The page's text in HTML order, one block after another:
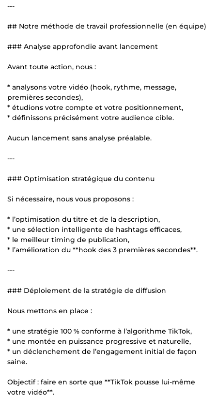
---
## Notre méthode de travail professionnelle (en équipe)
### Analyse approfondie avant lancement
Avant toute action, nous :
* analysons votre vidéo (hook, rythme, message,
premières secondes),
* étudions votre compte et votre positionnement,
* définissons précisément votre audience cible.
Aucun lancement sans analyse préalable.
---
### Optimisation stratégique du contenu
Si nécessaire, nous vous proposons :
* l’optimisation du titre et de la description,
* une sélection intelligente de hashtags efficaces,
* le meilleur timing de publication,
* l’amélioration du **hook des 3 premières secondes**.
---
### Déploiement de la stratégie de diffusion
Nous mettons en place :
* une stratégie 100 % conforme à l’algorithme TikTok,
* une montée en puissance progressive et naturelle,
* un déclenchement de l’engagement initial de façon
saine.
Objectif : faire en sorte que **TikTok pousse lui-même
votre vidéo**.